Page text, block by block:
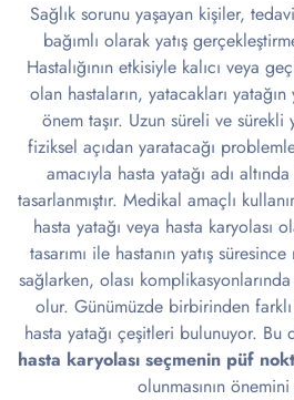
Sağlık sorunu yaşayan kişiler,
bağımlı olarak yatış
Hastalığının etkisiyle kalıcı veya
olan hastaların, yatacakları
önem taşır. Uzun süreli ve sürekli
fiziksel açıdan yaratacağı
amacıyla hasta yatağı adı
tasarlanmıştır. Medikal amaçlı
hasta yatağı veya hasta karyolası
tasarımı ile hastanın yatış
sağlarken, olası
olur. Günümüzde birbirinden
hasta yatağı çeşitleri bulunuyor. Bu
hasta karyolası seçmenin püf
olunmasının önemini